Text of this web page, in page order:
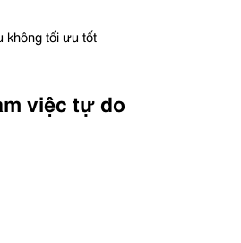
không tối ưu tốt
việc tự do